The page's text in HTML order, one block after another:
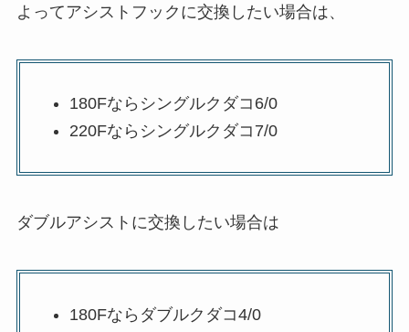
よってアシストフックに交換したい場合は、
180Fならシングルクダコ6/0
220Fならシングルクダコ7/0
ダブルアシストに交換したい場合は
180Fならダブルクダコ4/0